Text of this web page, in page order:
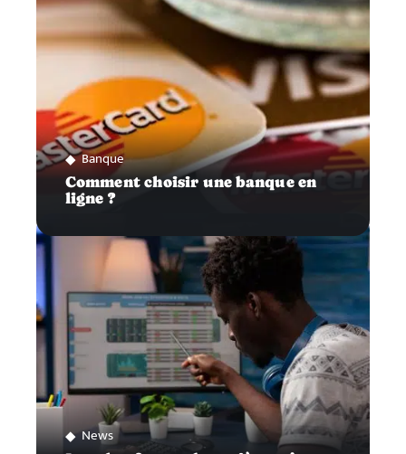
Banque
Comment choisir une banque en
ligne ?
News